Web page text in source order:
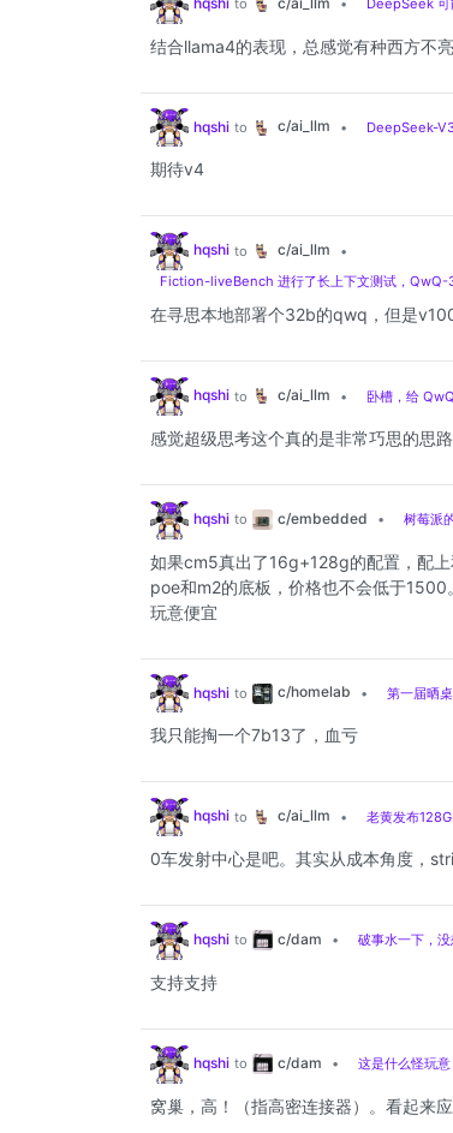
to • DeepSeek 可
结合llama4的表现，总感觉有种西方不
hqshi to c/ai_llm • DeepSeek-
期待v4
hqshi to c/ai_llm
•
Fiction-liveBench 进行了长上下文测试，QwQ-
在寻思本地部署个32b的qwq，但是
hqshi to c/ai_llm • 卧槽，给
感觉超级思考这个真的是非常巧思的思
hqshi to c/embedded • 树莓派
如果cm5真出了16g+128g的配置，配
poe和m2的底板，价格也不会低于
玩意便宜
hqshi to c/homelab • 第一届晒
我只能掏一个7b13了，血亏
hqshi to c/ai_llm • 老黄发布
0车发射中心是吧。其实从成本角度，
hqshi to c/dam • 破事水一下，
支持支持
hqshi to c/dam • 这是什么怪玩意
窝巢，高！（指高密连接器）。看起来